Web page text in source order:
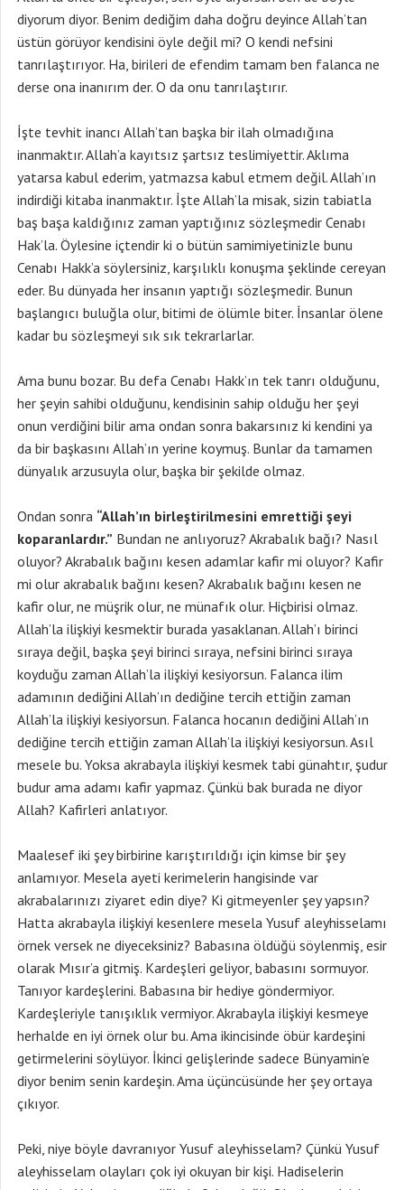
diyorum diyor. Benim dediğim daha doğru deyince Allah’tan
üstün görüyor kendisini öyle değil mi? O kendi nefsini
tanrılaştırıyor. Ha, birileri de efendim tamam ben falanca ne
derse ona inanırım der. O da onu tanrılaştırır.
İşte tevhit inancı Allah’tan başka bir ilah olmadığına
inanmaktır. Allah’a kayıtsız şartsız teslimiyettir. Aklıma
yatarsa kabul ederim, yatmazsa kabul etmem değil. Allah’ın
indirdiği kitaba inanmaktır. İşte Allah’la misak, sizin tabiatla
baş başa kaldığınız zaman yaptığınız sözleşmedir Cenabı
Hak’la. Öylesine içtendir ki o bütün samimiyetinizle bunu
Cenabı Hakk’a söylersiniz, karşılıklı konuşma şeklinde cereyan
eder. Bu dünyada her insanın yaptığı sözleşmedir. Bunun
başlangıcı buluğla olur, bitimi de ölümle biter. İnsanlar ölene
kadar bu sözleşmeyi sık sık tekrarlarlar.
Ama bunu bozar. Bu defa Cenabı Hakk’ın tek tanrı olduğunu,
her şeyin sahibi olduğunu, kendisinin sahip olduğu her şeyi
onun verdiğini bilir ama ondan sonra bakarsınız ki kendini ya
da bir başkasını Allah’ın yerine koymuş. Bunlar da tamamen
dünyalık arzusuyla olur, başka bir şekilde olmaz.
Ondan sonra “Allah’ın birleştirilmesini emrettiği şeyi
koparanlardır.” Bundan ne anlıyoruz? Akrabalık bağı? Nasıl
oluyor? Akrabalık bağını kesen adamlar kafir mi oluyor? Kafir
mi olur akrabalık bağını kesen? Akrabalık bağını kesen ne
kafir olur, ne müşrik olur, ne münafık olur. Hiçbirisi olmaz.
Allah’la ilişkiyi kesmektir burada yasaklanan. Allah’ı birinci
sıraya değil, başka şeyi birinci sıraya, nefsini birinci sıraya
koyduğu zaman Allah’la ilişkiyi kesiyorsun. Falanca ilim
adamının dediğini Allah’ın dediğine tercih ettiğin zaman
Allah’la ilişkiyi kesiyorsun. Falanca hocanın dediğini Allah’ın
dediğine tercih ettiğin zaman Allah’la ilişkiyi kesiyorsun. Asıl
mesele bu. Yoksa akrabayla ilişkiyi kesmek tabi günahtır, şudur
budur ama adamı kafir yapmaz. Çünkü bak burada ne diyor
Allah? Kafirleri anlatıyor.
Maalesef iki şey birbirine karıştırıldığı için kimse bir şey
anlamıyor. Mesela ayeti kerimelerin hangisinde var
akrabalarınızı ziyaret edin diye? Ki gitmeyenler şey yapsın?
Hatta akrabayla ilişkiyi kesenlere mesela Yusuf aleyhisselamı
örnek versek ne diyeceksiniz? Babasına öldüğü söylenmiş, esir
olarak Mısır’a gitmiş. Kardeşleri geliyor, babasını sormuyor.
Tanıyor kardeşlerini. Babasına bir hediye göndermiyor.
Kardeşleriyle tanışıklık vermiyor. Akrabayla ilişkiyi kesmeye
herhalde en iyi örnek olur bu. Ama ikincisinde öbür kardeşini
getirmelerini söylüyor. İkinci gelişlerinde sadece Bünyamin’e
diyor benim senin kardeşin. Ama üçüncüsünde her şey ortaya
çıkıyor.
Peki, niye böyle davranıyor Yusuf aleyhisselam? Çünkü Yusuf
aleyhisselam olayları çok iyi okuyan bir kişi. Hadiselerin